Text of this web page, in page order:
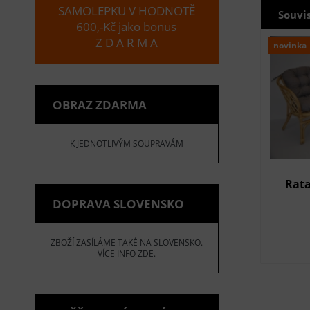
SAMOLEPKU V HODNOTĚ
600,-Kč jako bonus
Z D A R M A
OBRAZ ZDARMA
K JEDNOTLIVÝM SOUPRAVÁM
DOPRAVA SLOVENSKO
ZBOŽÍ ZASÍLÁME TAKÉ NA SLOVENSKO.
VÍCE INFO ZDE.
novinka